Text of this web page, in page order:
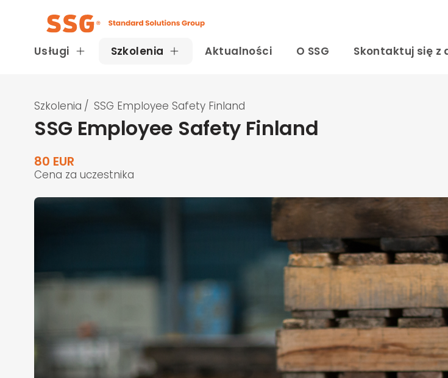
Usługi Szkolenia Aktualności O SSG Skontaktuj się z
Szkolenia / SSG Employee Safety Finland
SSG Employee Safety Finland
80 EUR
Cena za uczestnika